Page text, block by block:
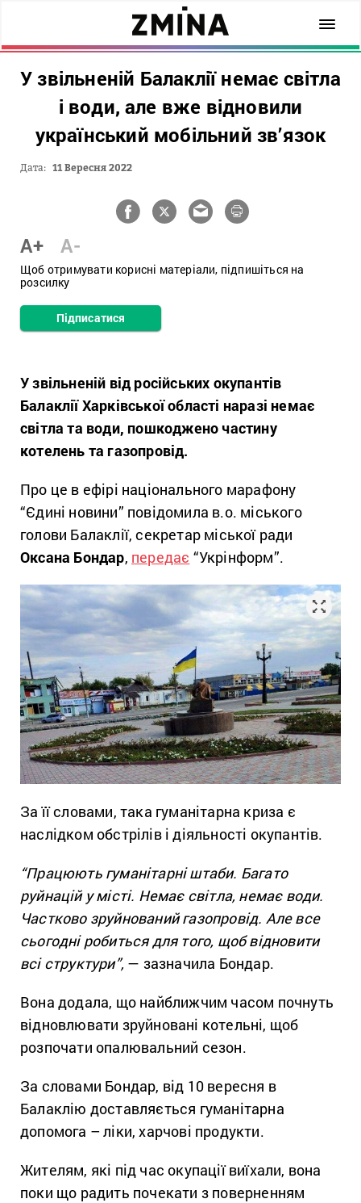
У звільненій Балаклії немає світла
і води, але вже відновили
український мобільний зв’язок
Дата: 11 Вересня 2022
A+ A-
Щоб отримувати корисні матеріали, підпишіться на
розсилку
Підписатися
У звільненій від російських окупантів
Балаклії Харківської області наразі немає
світла та води, пошкоджено частину
котелень та газопровід.
Про це в ефірі національного марафону
“Єдині новини” повідомила в.о. міського
голови Балаклії, секретар міської ради
Оксана Бондар, передає “Укрінформ”.
За її словами, така гуманітарна криза є
наслідком обстрілів і діяльності окупантів.
“Працюють гуманітарні штаби. Багато
руйнацій у місті. Немає світла, немає води.
Частково зруйнований газопровід. Але все
сьогодні робиться для того, щоб відновити
всі структури”, — зазначила Бондар.
Вона додала, що найближчим часом почнуть
відновлювати зруйновані котельні, щоб
розпочати опалювальний сезон.
За словами Бондар, від 10 вересня в
Балаклію доставляється гуманітарна
допомога – ліки, харчові продукти.
Жителям, які під час окупації виїхали, вона
поки що радить почекати з поверненням